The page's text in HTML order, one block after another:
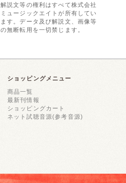
解説文等の権利はすべて株式会社
ミュージックエイトが所有してい
ます。データ及び解説文、画像等
の無断転用を一切禁じます。
ショッピングメニュー
商品一覧
最新刊情報
ショッピングカート
ネット試聴音源(参考音源)